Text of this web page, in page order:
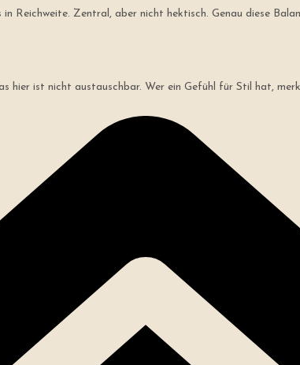
Reichweite. Zentral, aber nicht hektisch. Genau diese
ist nicht austauschbar. Wer ein Gefühl für Stil hat,